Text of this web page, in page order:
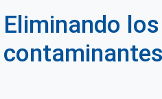
Eliminando